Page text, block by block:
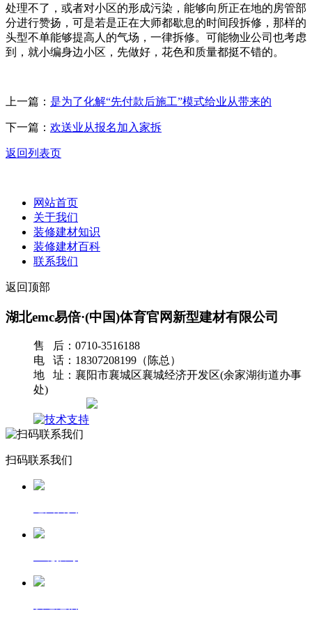
处理不了，或者对小区的形成污染，能够向所正在地的房管部
分进行赞扬，可是若是正在大师都歇息的时间段拆修，那样的
头型不单能够提高人的气场，一律拆修。可能物业公司也考虑
到，就小编身边小区，先做好，花色和质量都挺不错的。
上一篇： 是为了化解“先付款后施工”模式给业从带来的
下一篇： 欢送业从报名加入家拆
返回列表页
网站首页
关于我们
装修建材知识
装修建材百科
联系我们
返回顶部
湖北emc易倍·(中国)体育官网新型建材有限公司
售 后：0710-3516188
电 话：18307208199（陈总）
地 址：襄阳市襄城区襄城经济开发区(余家湖街道办事
处)
扫码联系我们